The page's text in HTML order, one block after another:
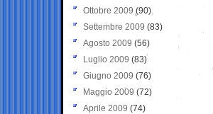
Ottobre 2009 (90)
Settembre 2009 (83)
Agosto 2009 (56)
Luglio 2009 (83)
Giugno 2009 (76)
Maggio 2009 (72)
Aprile 2009 (74)